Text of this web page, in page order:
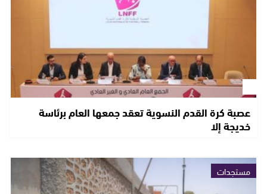
عصبة كرة القدم النسوية تعقد جمعها العام برئاسة
خديجة إلا
مستجدات